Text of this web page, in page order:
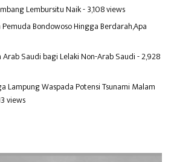
Lembursitu Naik- 3,108 views
Bondowoso Hingga Berdarah,Apa
Saudi bagi Lelaki Non-Arab Saudi- 2,928
Lampung Waspada Potensi Tsunami Malam
views